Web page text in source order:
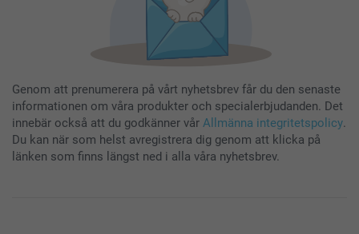
Genom att prenumerera på vårt nyhetsbrev får du den senaste
informationen om våra produkter och specialerbjudanden. Det
innebär också att du godkänner vår Allmänna integritetspolicy.
Du kan när som helst avregistrera dig genom att klicka på
länken som finns längst ned i alla våra nyhetsbrev.